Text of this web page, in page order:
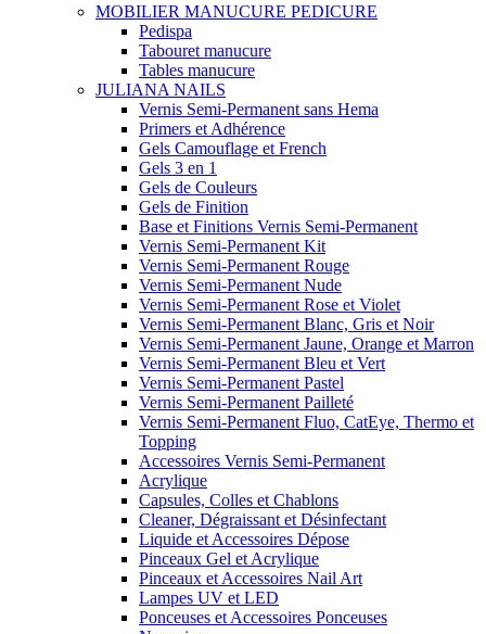
MOBILIER MANUCURE PEDICURE
Pedispa
Tabouret manucure
Tables manucure
JULIANA NAILS
Vernis Semi-Permanent sans Hema
Primers et Adhérence
Gels Camouflage et French
Gels 3 en 1
Gels de Couleurs
Gels de Finition
Base et Finitions Vernis Semi-Permanent
Vernis Semi-Permanent Kit
Vernis Semi-Permanent Rouge
Vernis Semi-Permanent Nude
Vernis Semi-Permanent Rose et Violet
Vernis Semi-Permanent Blanc, Gris et Noir
Vernis Semi-Permanent Jaune, Orange et Marron
Vernis Semi-Permanent Bleu et Vert
Vernis Semi-Permanent Pastel
Vernis Semi-Permanent Pailleté
Vernis Semi-Permanent Fluo, CatEye, Thermo et
Topping
Accessoires Vernis Semi-Permanent
Acrylique
Capsules, Colles et Chablons
Cleaner, Dégraissant et Désinfectant
Liquide et Accessoires Dépose
Pinceaux Gel et Acrylique
Pinceaux et Accessoires Nail Art
Lampes UV et LED
Ponceuses et Accessoires Ponceuses